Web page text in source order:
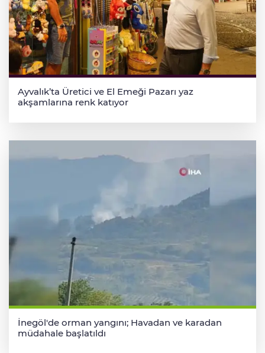
Ayvalık’ta Üretici ve El Emeği Pazarı yaz
akşamlarına renk katıyor
İnegöl'de orman yangını; Havadan ve karadan
müdahale başlatıldı